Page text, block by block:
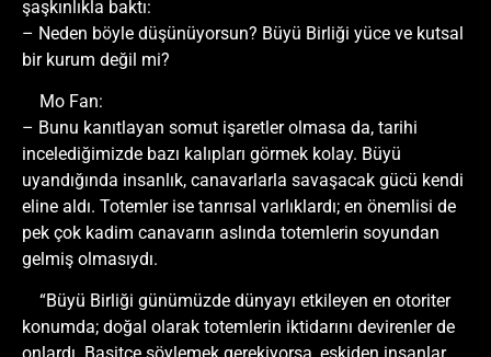
şaşkınlıkla baktı:
– Neden böyle düşünüyorsun? Büyü Birliği yüce ve kutsal
bir kurum değil mi?
Mo Fan:
– Bunu kanıtlayan somut işaretler olmasa da, tarihi
incelediğimizde bazı kalıpları görmek kolay. Büyü
uyandığında insanlık, canavarlarla savaşacak gücü kendi
eline aldı. Totemler ise tanrısal varlıklardı; en önemlisi de
pek çok kadim canavarın aslında totemlerin soyundan
gelmiş olmasıydı.
“Büyü Birliği günümüzde dünyayı etkileyen en otoriter
konumda; doğal olarak totemlerin iktidarını devirenler de